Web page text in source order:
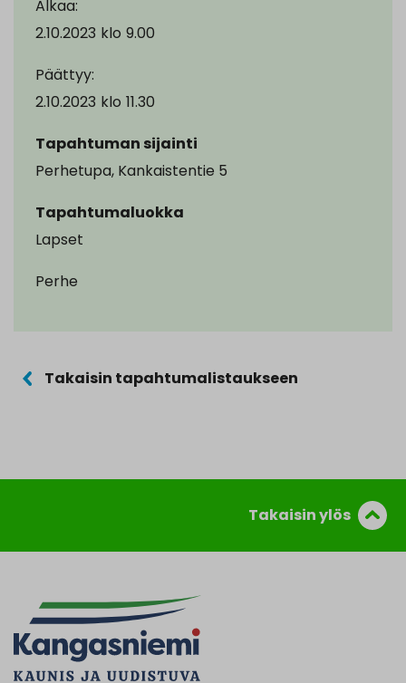
Alkaa:
2.10.2023 klo 9.00
Päättyy:
2.10.2023 klo 11.30
Tapahtuman sijainti
Perhetupa, Kankaistentie 5
Tapahtumaluokka
Lapset
Perhe
Takaisin tapahtumalistaukseen
Takaisin ylös